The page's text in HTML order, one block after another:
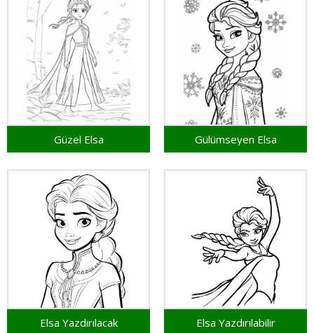
Güzel Elsa Gülümseyen Elsa
Elsa Yazdırılacak Elsa Yazdırılabilir